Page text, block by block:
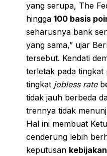
yang serupa, The
hingga 100 basis
seharusnya bank
yang sama,” ujar
tersebut. Kendati
terletak pada tingkat
tingkat jobless rate
tidak jauh berbeda
trennya tidak
Hal ini membuat
cenderung lebih
keputusan